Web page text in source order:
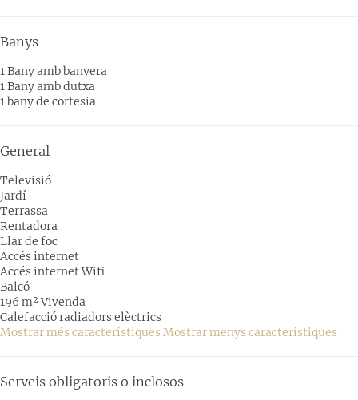
Banys
1 Bany amb banyera
1 Bany amb dutxa
1 bany de cortesia
General
Televisió
Jardí
Terrassa
Rentadora
Llar de foc
Accés internet
Accés internetWifi
Balcó
196 m² Vivenda
Calefacció radiadors elèctrics
Mostrar més característiques Mostrar menys característiques
Serveis obligatoris o inclosos